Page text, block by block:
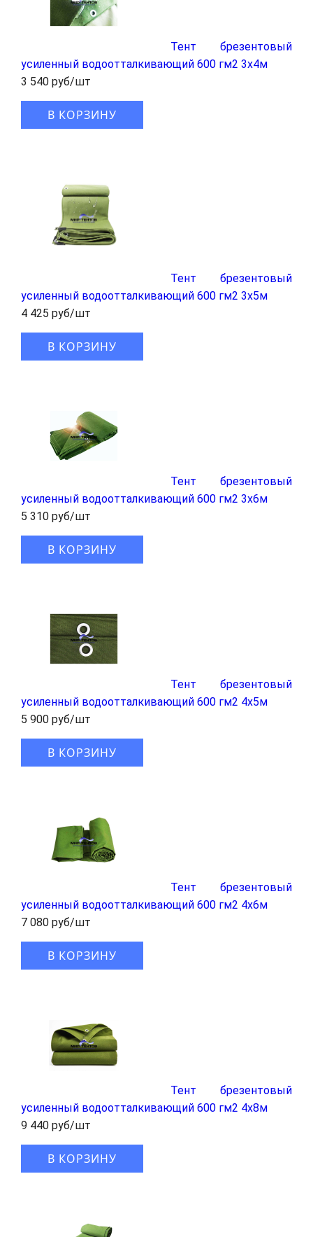
Тент брезентовый
усиленный водоотталкивающий 600 гм2 3x4м
3 540 руб/шт
В КОРЗИНУ
Тент брезентовый
усиленный водоотталкивающий 600 гм2 3x5м
4 425 руб/шт
В КОРЗИНУ
Тент брезентовый
усиленный водоотталкивающий 600 гм2 3x6м
5 310 руб/шт
В КОРЗИНУ
Тент брезентовый
усиленный водоотталкивающий 600 гм2 4x5м
5 900 руб/шт
В КОРЗИНУ
Тент брезентовый
усиленный водоотталкивающий 600 гм2 4x6м
7 080 руб/шт
В КОРЗИНУ
Тент брезентовый
усиленный водоотталкивающий 600 гм2 4x8м
9 440 руб/шт
В КОРЗИНУ